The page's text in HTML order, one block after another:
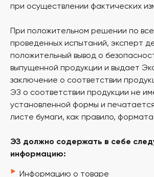
при осуществлении фактических
При положительном решении по
проведенных испытаний, эксперт
положительный вывод о
выпущенной продукции и выдает
заключение о соответствии
ЭЗ о соответствии продукции не
установленной формы и
листе бумаги, как правило,
ЭЗ должно содержать в себе
информацию:
‣ Информацию о товаре